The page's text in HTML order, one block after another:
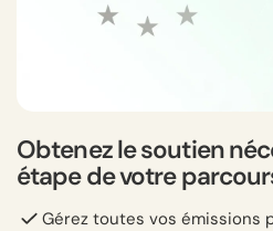
Obtenez le soutien
étape de votre
Gérez toutes vos émissions